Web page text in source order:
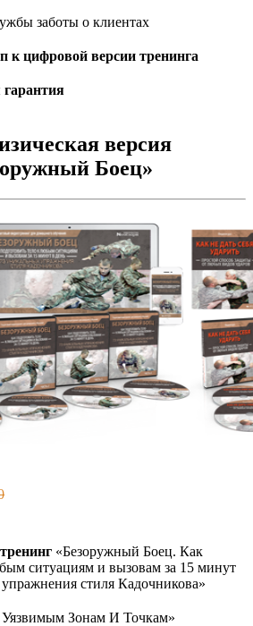
заботы о клиентах
к цифровой версии тренинга
версия
Боец»
«Безоружный Боец. Как
ситуациям и вызовам за 15 минут
стиля Кадочникова»
Зонам И Точкам»